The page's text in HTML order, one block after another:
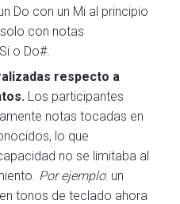
Do con un Mi al principio
con notas
o Do#.
respecto a
Los participantes
notas tocadas en
lo que
no se limitaba al
Por ejemplo: un
tonos de teclado ahora